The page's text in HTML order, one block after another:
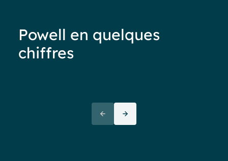
Powell en quelques
chiffres
intranet ? C’est un